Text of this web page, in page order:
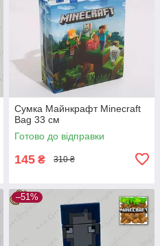
Сумка Майнкрафт Minecraft
Bag 33 см
Готово до відправки
145 ₴ 310 ₴
–51%